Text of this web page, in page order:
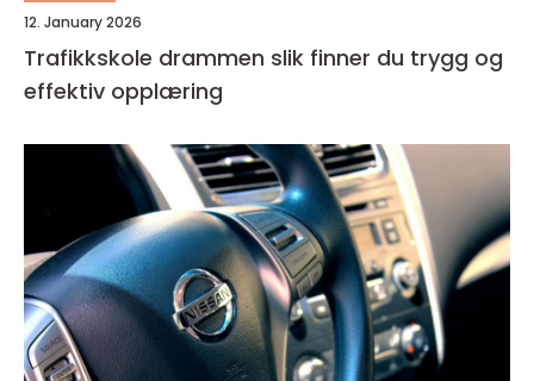
12. January 2026
Trafikkskole drammen slik finner du trygg og
effektiv opplæring